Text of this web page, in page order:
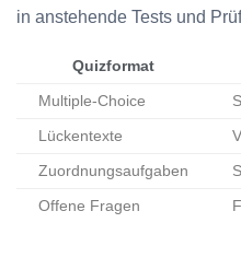
in anstehende Tests und
Quizformat
Multiple-Choice
Lückentexte
Zuordnungsaufgaben
Offene Fragen